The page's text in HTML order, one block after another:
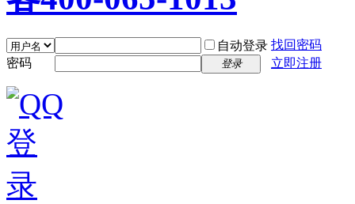
自动登录 找回密码
密码
登录 立即注册